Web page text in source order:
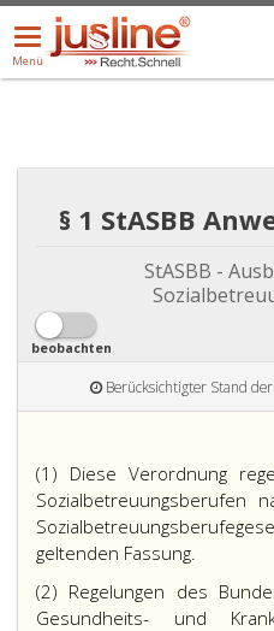
Menü
öffnen/schließen
Menü
ALLE DROPDOWN:
§ 1 StASBB
StASBB -
beobachten
Berücksichtigter Stand
(1) Diese Verordnung
Sozialbetreuungsberufen
geltenden Fassung.
(2) Regelungen des
Gesundheits- und